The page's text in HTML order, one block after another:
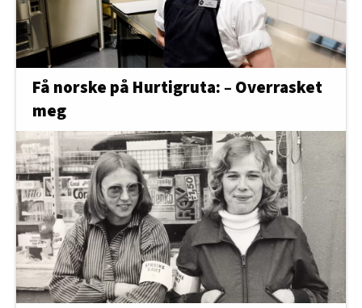
Få norske på Hurtigruta: – Overrasket
meg